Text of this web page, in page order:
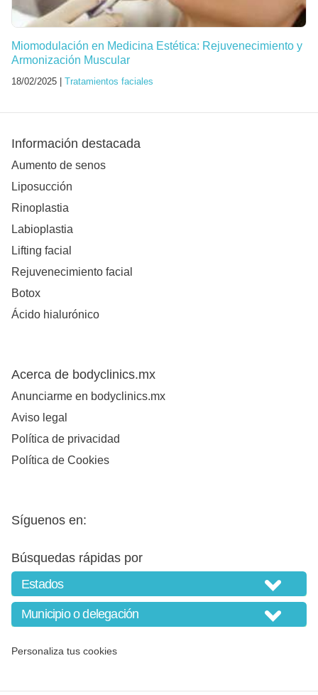
Miomodulación en Medicina Estética: Rejuvenecimiento y
Armonización Muscular
18/02/2025 | Tratamientos faciales
Información destacada
Aumento de senos
Liposucción
Rinoplastia
Labioplastia
Lifting facial
Rejuvenecimiento facial
Botox
Ácido hialurónico
Acerca de bodyclinics.mx
Anunciarme en bodyclinics.mx
Aviso legal
Política de privacidad
Política de Cookies
Síguenos en:
Búsquedas rápidas por
Personaliza tus cookies